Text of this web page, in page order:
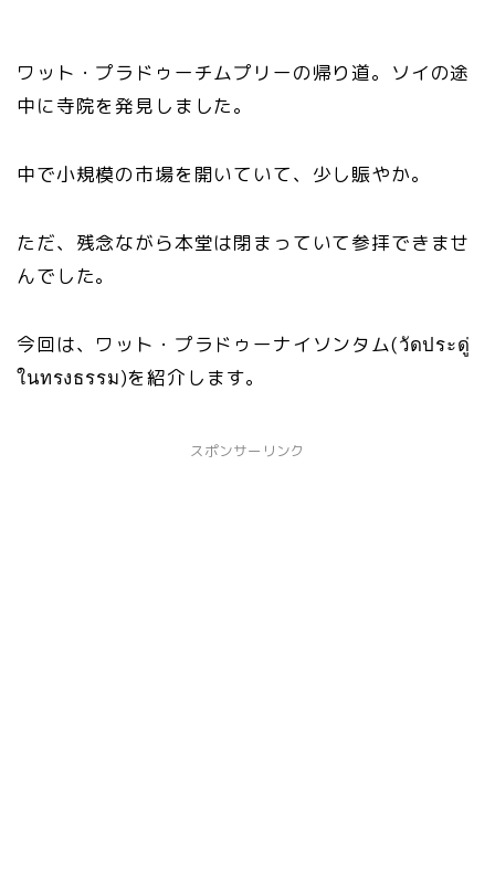
ワット・プラドゥーチムプリーの帰り道。ソイの途
中に寺院を発見しました。
中で小規模の市場を開いていて、少し賑やか。
ただ、残念ながら本堂は閉まっていて参拝できませ
んでした。
今回は、ワット・プラドゥーナイソンタム(วัดประดู่
ในทรงธรรม)を紹介します。
スポンサーリンク